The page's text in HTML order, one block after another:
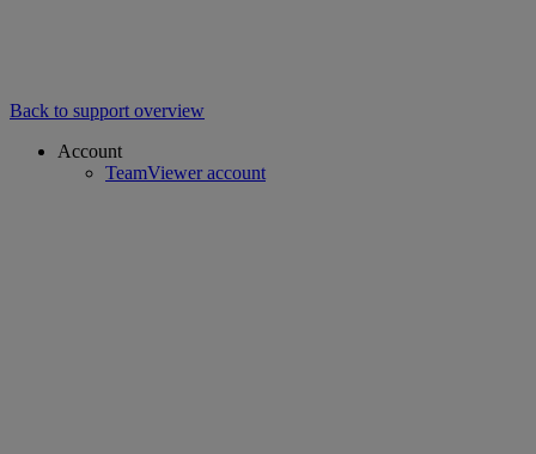
Back to support overview
Account
TeamViewer account